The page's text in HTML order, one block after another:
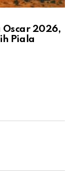
Oscar 2026,
Piala